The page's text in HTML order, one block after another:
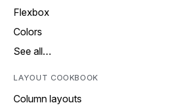
Flexbox
Colors
See all…
LAYOUT COOKBOOK
Column layouts